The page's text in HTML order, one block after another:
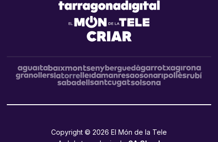
Copyright © 2026 El Món de la Tele